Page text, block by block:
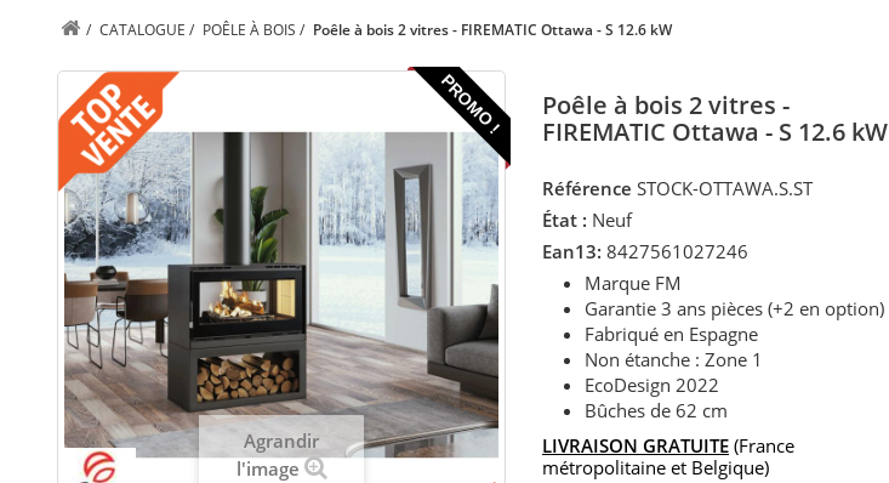
/ CATALOGUE / POÊLE À BOIS / Poêle à bois 2 vitres - FIREMATIC Ottawa - S 12.6 kW
PROMO !
Agrandir
l'image
Poêle à bois 2 vitres -
FIREMATIC Ottawa - S 12.6 kW
Référence STOCK-OTTAWA.S.ST
État : Neuf
Ean13: 8427561027246
Marque FM
Garantie 3 ans pièces (+2 en option)
Fabriqué en Espagne
Non étanche : Zone 1
EcoDesign 2022
Bûches de 62 cm
LIVRAISON GRATUITE (France
métropolitaine et Belgique)